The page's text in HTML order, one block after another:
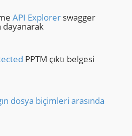
API Explorer swagger
dayanarak
PPTM çıktı belgesi
dosya biçimleri arasında